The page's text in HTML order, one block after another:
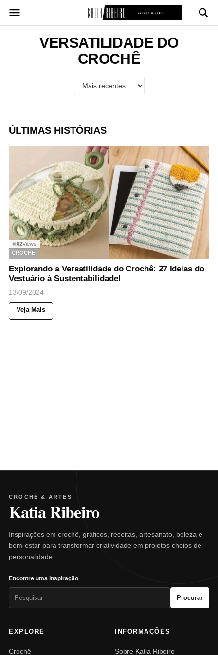
para
VERSATILIDADE DO
CROCHÊ
ÚLTIMAS HISTÓRIAS
◉62Views
CROCHÊ
Explorando a Versatilidade do Crochê: 27 Ideias do
Vestuário à Sustentabilidade!
13/09/2024
Veja Mais
CROCHÊ & ARTES
Katia Ribeiro
Inspirações em crochê, gráficos, receitas, artesanato, beleza e
bem-estar para transformar criatividade em projetos cheios de
personalidade.
Encontre uma inspiração
Procurar
EXPLORE
Crochê
INFORMAÇÕES
Sobre Katia Ribeiro